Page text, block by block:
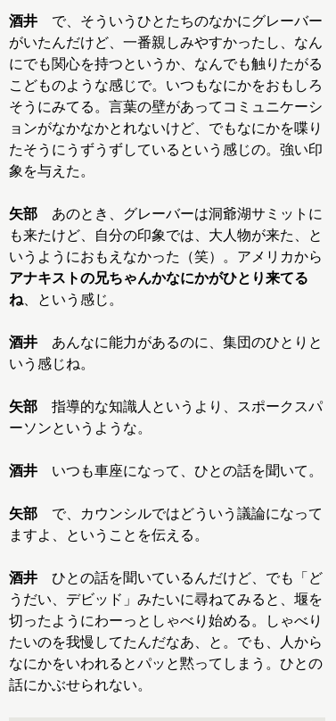
酒井 で、そういうひとたちのなかにグレーバー
がいたんだけど、一番親しみやすかったし、なん
にでも関心を持つというか、なんでも触りたがる
こどものような感じで。いつもなにかをおもしろ
そうにみてる。言葉の壁があってコミュニケーシ
ョンがなかなかとれないけど、でもなにかを喋り
たそうにうずうずしているという感じの。強い印
象を与えた。
矢部 あのとき、グレーバーは洞爺湖サミットに
も来たけど、自分の印象では、大人物が来た、と
いうようにおもえなかった（笑）。アメリカから
アナキストの兄ちゃんかなにかがひとり来てる
ね 、という感じ。
酒井 あんなに能力があるのに、集団のひとりと
いう感じね。
矢部 指導的な知識人というより、スポークスパ
ーソンというような。
酒井 いつも車座になって、ひとの話を聞いて。
矢部 で、カウンシルではどういう議論になって
ますよ、ということを伝える。
酒井 ひとの話を聞いているんだけど、でも「ど
うだい、デビッド」みたいに尋ねてみると、堰を
切ったようにわーっとしゃべり始める。しゃべり
たいのを我慢してたんだなあ、と。でも、人から
なにかをいわれるとパッと黙ってしまう。ひとの
話にかぶせられない。